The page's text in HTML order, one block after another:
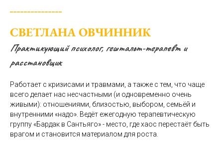
СВЕТЛАНА ОВЧИННИК
Практикующий психолог, гештальт-терапевт и
расстановщик
Работает с кризисами и травмами, а также с тем, что чаще
всего делает нас несчастными (и одновременно очень
живыми): отношениями, близостью, выбором, семьёй и
внутренними «надо». Ведёт ежегодную терапевтическую
группу «Бардак в Сантьяго» - место, где хаос перестаёт быть
врагом и становится материалом для роста.